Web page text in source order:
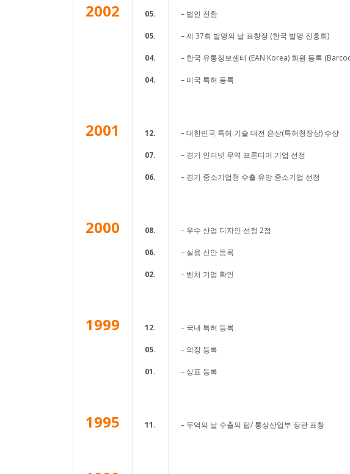
2002 05. – 법인 전환
05. – 제 37회 발명의 날 표창장 (한국 발명 진흥회)
04. – 한국 유통정보센터 (EAN Korea) 회원 등록
04. – 미국 특허 등록
2001 12. – 대한민국 특허 기술 대전 은상(특허청장상) 수상
07. – 경기 인터넷 무역 프론티어 기업 선정
06. – 경기 중소기업청 수출 유망 중소기업 선정
2000 08. – 우수 산업 디자인 선정 2점
06. – 실용 신안 등록
02. – 벤처 기업 확인
1999 12. – 국내 특허 등록
05. – 의장 등록
01. – 상표 등록
1995 11. – 무역의 날 수출의 탑/ 통상산업부 장관 표창